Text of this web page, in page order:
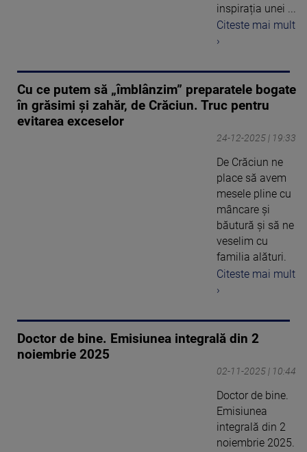
inspirația unei ...
Citeste mai mult
›
Cu ce putem să „îmblânzim” preparatele bogate
în grăsimi și zahăr, de Crăciun. Truc pentru
evitarea exceselor
24-12-2025 | 19:33
De Crăciun ne
place să avem
mesele pline cu
mâncare și
băutură și să ne
veselim cu
familia alături.
Citeste mai mult
›
Doctor de bine. Emisiunea integrală din 2
noiembrie 2025
02-11-2025 | 10:44
Doctor de bine.
Emisiunea
integrală din 2
noiembrie 2025.